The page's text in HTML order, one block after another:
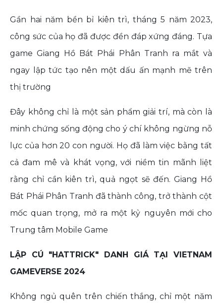
Gần hai năm bền bỉ kiên trì, tháng 5 năm 2023,
công sức của họ đã được đền đáp xứng đáng. Tựa
game Giang Hồ Bát Phái Phân Tranh ra mắt và
ngay lập tức tạo nên một dấu ấn mạnh mẽ trên
thị trường
Đây không chỉ là một sản phẩm giải trí, mà còn là
minh chứng sống động cho ý chí không ngừng nỗ
lực của hơn 20 con người. Họ đã làm việc bằng tất
cả đam mê và khát vọng, với niềm tin mãnh liệt
rằng chỉ cần kiên trì, quả ngọt sẽ đến. Giang Hồ
Bát Phái Phân Tranh đã thành công, trở thành cột
mốc quan trọng, mở ra một kỷ nguyên mới cho
Trung tâm Mobile Game
LẬP CÚ "HATTRICK" DANH GIÁ TẠI VIETNAM
GAMEVERSE 2024
Không ngủ quên trên chiến thắng, chỉ một năm